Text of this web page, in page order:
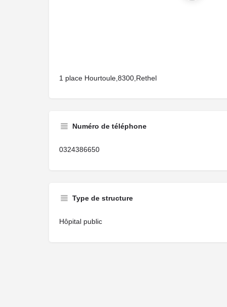
1 place Hourtoule,8300,Rethel
Numéro de téléphone
0324386650
Type de structure
Hôpital public